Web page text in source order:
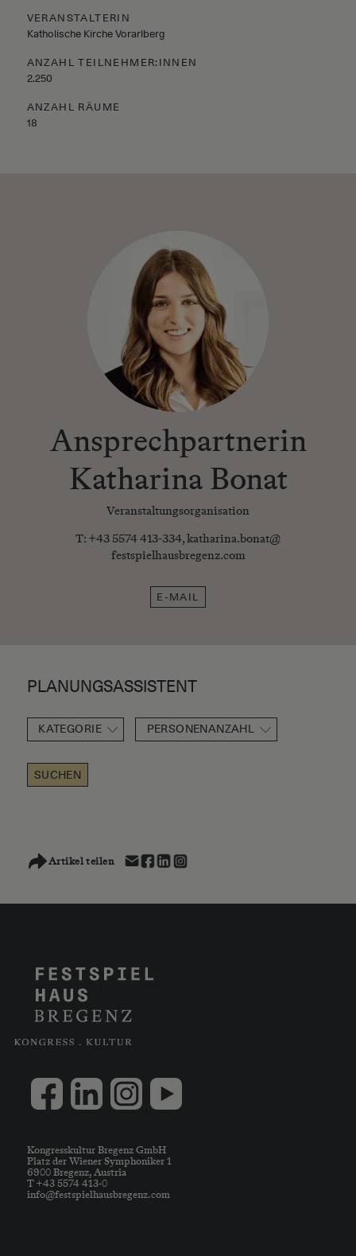
VERANSTALTERIN
Katholische Kirche Vorarlberg
ANZAHL TEILNEHMER:INNEN
2.250
ANZAHL RÄUME
18
Ansprechpartnerin
Katharina Bonat
Veranstaltungsorganisation
T: +43 5574 413-334,katharina.bonat@​
festspielhausbregenz.com
E-MAIL
PLANUNGSASSISTENT
KATEGORIE PERSONENANZAHL
SUCHEN
Artikel teilen
Kongresskultur Bregenz GmbH
Platz der Wiener Symphoniker 1
6900 Bregenz, Austria
T +43 5574 413-0
info@festspielhausbregenz.com